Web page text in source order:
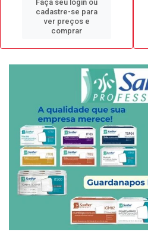
Faça seu login ou
cadastre-se para
ver preços e
comprar